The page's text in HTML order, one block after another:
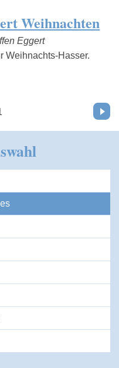
Weihnachten
Eggert
Weihnachts-Hasser.